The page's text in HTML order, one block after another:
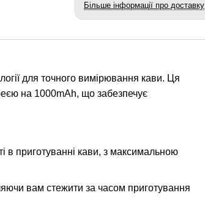
Більше інформації про доставку
для точного вимірювання кави. Ця
на 1000mAh, що забезпечує
в приготуванні кави, з максимальною
вам стежити за часом приготування